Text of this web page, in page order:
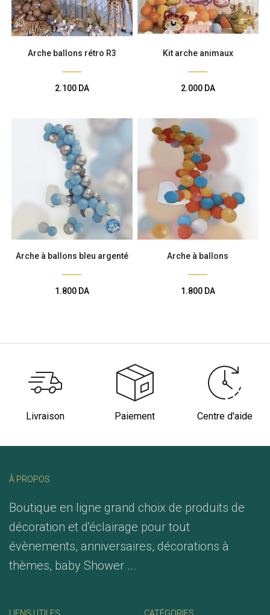
Arche ballons rétro R3
2.100 DA
Kit arche animaux
2.000 DA
Arche à ballons bleu argenté
1.800 DA
Arche à ballons
1.800 DA
Livraison Paiement Centre d'aide
À PROPOS
Boutique en ligne grand choix de produits de
décoration et d'éclairage pour tout
évènements, anniversaires, décorations à
thèmes, baby Shower ...